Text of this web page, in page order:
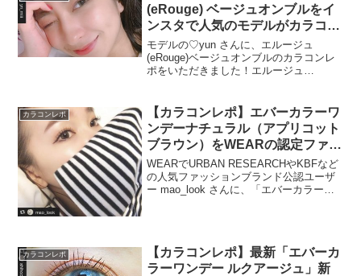
(eRouge) ベージュオンブルをイ
ンスタで人気のモデルがカラコン
レポート！！
モデルの♡yun さんに、エルージュ
(eRouge)ベージュオンブルのカラコンレ
ポをいただきました！エルージュ
2weekカラコン。ダイヤモンドの美しさ
である『シ...
カラコンレポ
【カラコンレポ】エバーカラーワ
ンデーナチュラル（アプリコット
ブラウン）をWEARの認定ファッ
ショニスタ”WEARISTA”がレポ
ート！
WEARでURBAN RESEARCHやKBFなど
の人気ファッションブランド公認ユーザ
ー mao_look さんに、「エバーカラーワ
カラコンレポ
【カラコンレポ】最新「エバーカ
ラーワンデー ルクアージュ」新